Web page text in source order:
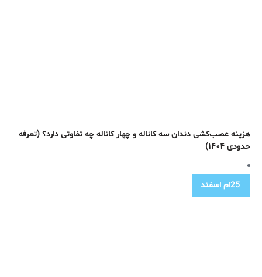
هزینه عصب‌کشی دندان سه کاناله و چهار کاناله چه تفاوتی دارد؟ (تعرفه
حدودی ۱۴۰۴)
25ام اسفند